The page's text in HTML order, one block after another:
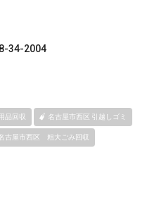
34-2004
品回収 名古屋市西区 引越しゴミ
古屋市西区 粗大ごみ回収